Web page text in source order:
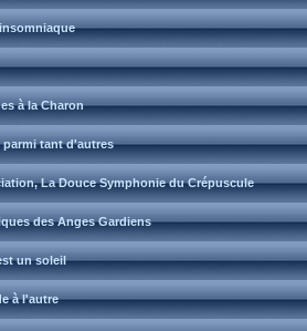
à la Charon
tant d'autres
La Douce Symphonie du Crépuscule
des Anges Gardiens
un soleil
à l'autre